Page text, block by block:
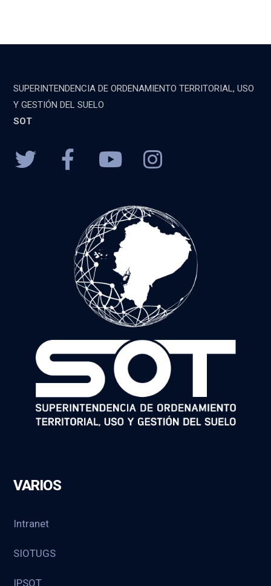
SUPERINTENDENCIA DE ORDENAMIENTO TERRITORIAL, USO
Y GESTIÓN DEL SUELO
SOT
VARIOS
Intranet
SIOTUGS
IPSOT